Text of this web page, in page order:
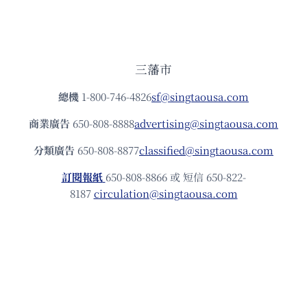
三藩市
總機 1-800-746-4826sf@singtaousa.com
商業廣告 650-808-8888advertising@singtaousa.com
分類廣告 650-808-8877classified@singtaousa.com
訂閱報紙 650-808-8866 或 短信 650-822-
8187circulation@singtaousa.com